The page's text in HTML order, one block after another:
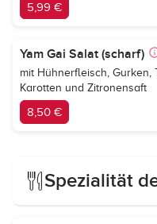
5,99 €
Yam Gai Salat (scharf)
mit Hühnerfleisch, Gurken,
Karotten und Zitronensaft
8,50 €
Spezialität